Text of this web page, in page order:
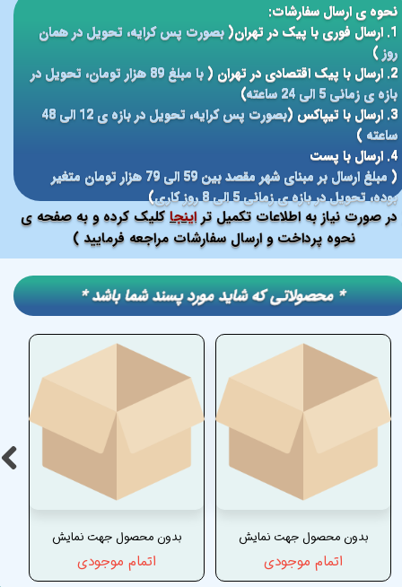
صورت نیاز به اطلاعات تکمیل تراینجا کلیک کرده و به صفحه ی
نحوه پرداخت و ارسال سفارشات مراجعه فرمایید )
نحوه ی ارسال سفارشات:
1. ارسال فوری با پیک در تهران(
بصورت پس کرایه، تحویل در همان
روز)
2. ارسال با پیک اقتصادی در تهران (
با مبلغ 89 هزار تومان، تحویل در
بازه ی زمانی 5 الی 24 ساعته
)
3. ارسال با تیپاکس (
بصورت پس کرایه، تحویل در بازه ی 12 الی 48
ساعته )
4. ارسال با پست
(
مبلغ ارسال بر مبنای شهر مقصد بین 59 الی 79 هزار تومان متغیر
بوده، تحویل در بازه ی زمانی 5 الی 8 روز کاری
)
بدون محصول جهت نمایش
اتمام موجودی
بدون محصول جهت نمایش
اتمام موجودی
​​* محصولاتی که شاید مورد پسند شما باشد *